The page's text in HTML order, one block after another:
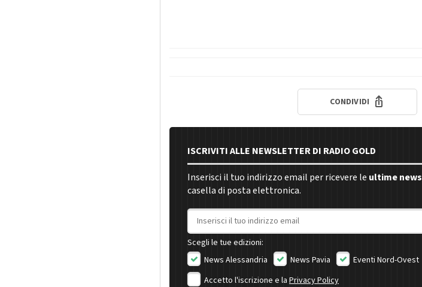
CONDIVIDI
ISCRIVITI ALLE NEWSLETTER DI RADIO GOLD
Inserisci il tuo indirizzo email per ricevere le ultime news
casella di posta elettronica.
Indirizzo email
Scegli le tue edizioni:
News Alessandria
News Pavia
Eventi Nord-Ovest
Accetto l'iscrizione e la Privacy Policy